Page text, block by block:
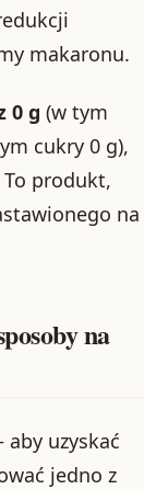
makaronu.
0 g (w tym
cukry 0 g),
To produkt,
na
na
uzyskać
jedno z